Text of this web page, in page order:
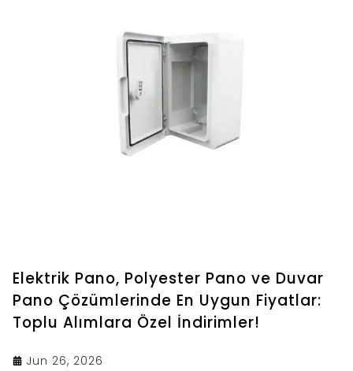
Elektrik Pano, Polyester Pano ve Duvar
Pano Çözümlerinde En Uygun Fiyatlar:
Toplu Alımlara Özel İndirimler!
Jun 26, 2026